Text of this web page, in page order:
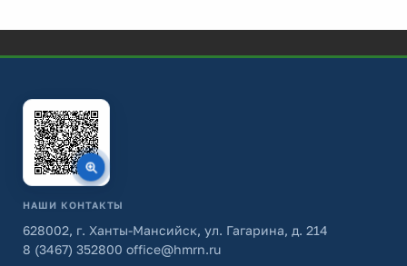
НАШИ КОНТАКТЫ
628002, г. Ханты-Мансийск, ул. Гагарина, д. 214
8 (3467) 352800 office@hmrn.ru